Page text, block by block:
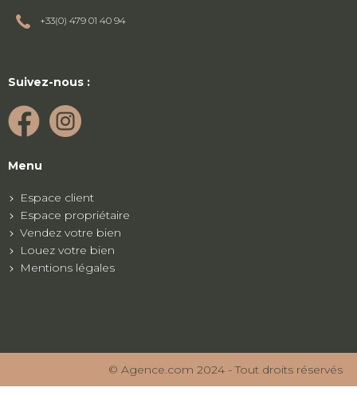
+33(0) 479 01 40 94
Suivez-nous :
Menu
Espace client
Espace propriétaire
Vendez votre bien
Louez votre bien
Mentions légales
© Agence.com 2024 - Tout droits réservés